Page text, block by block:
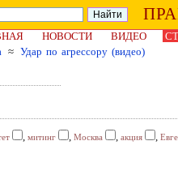
НОВОСТИ ВИДЕО
≈ Удар по агрессору (видео)
, митинг , Москва , акция ,